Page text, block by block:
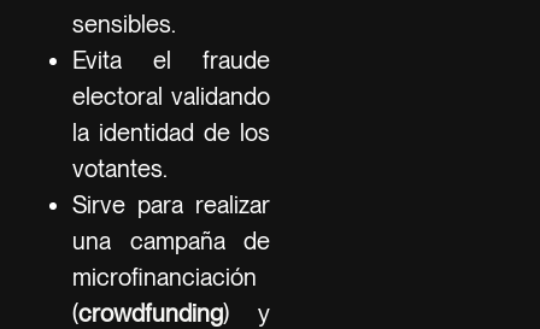
sensibles.
Evita el fraude
electoral validando
la identidad de los
votantes.
Sirve para realizar
una campaña de
microfinanciación
(crowdfunding) y